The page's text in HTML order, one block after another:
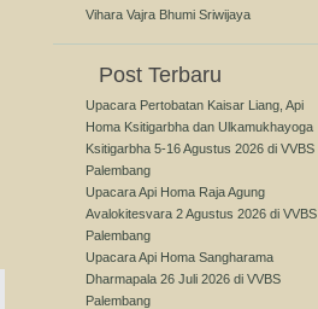
Vihara Vajra Bhumi Sriwijaya
Post Terbaru
Upacara Pertobatan Kaisar Liang, Api
Homa Ksitigarbha dan Ulkamukhayoga
Ksitigarbha 5-16 Agustus 2026 di VVBS
Palembang
Upacara Api Homa Raja Agung
Avalokitesvara 2 Agustus 2026 di VVBS
Palembang
Upacara Api Homa Sangharama
Dharmapala 26 Juli 2026 di VVBS
Palembang